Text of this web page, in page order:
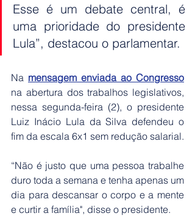
Esse é um debate central, é
uma prioridade do presidente
Lula”, destacou o parlamentar.
Na mensagem enviada ao Congresso
na abertura dos trabalhos legislativos,
nessa segunda-feira (2), o presidente
Luiz Inácio Lula da Silva defendeu o
fim da escala 6x1 sem redução salarial.
“Não é justo que uma pessoa trabalhe
duro toda a semana e tenha apenas um
dia para descansar o corpo e a mente
e curtir a família", disse o presidente.